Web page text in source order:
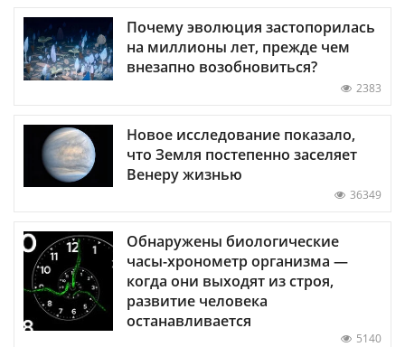
Почему эволюция застопорилась
на миллионы лет, прежде чем
внезапно возобновиться?
2383
Новое исследование показало,
что Земля постепенно заселяет
Венеру жизнью
36349
Обнаружены биологические
часы-хронометр организма —
когда они выходят из строя,
развитие человека
останавливается
5140